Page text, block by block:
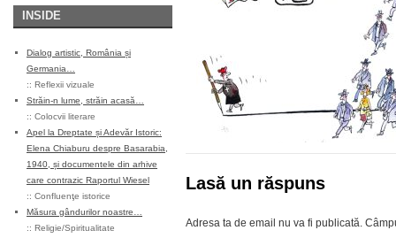
INSIDE
Dialog artistic, România și
Germania…
:: Reflexii vizuale
Străin-n lume, străin acasă…
:: Colocvii literare
Apel la Dreptate și Adevăr Istoric:
Elena Chiaburu despre Basarabia,
1940, și documentele din arhive
care contrazic Raportul Wiesel
:: Confluenţe istorice
Măsura gândurilor noastre…
:: Religie/Spiritualitate
Lasă un răspuns
Adresa ta de email nu va fi publicată.